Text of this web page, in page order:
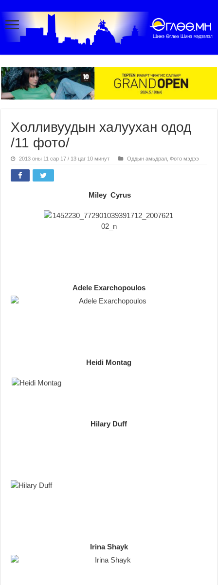
Холливуудын халуухан одод
/11 фото/
2013 оны 11 сар 17 / 13 цаг 10 минут Оддын амьдрал ,Фото мэдээ
Miley Cyrus
Adele Exarchopoulos
Heidi Montag
Hilary Duff
Irina Shayk